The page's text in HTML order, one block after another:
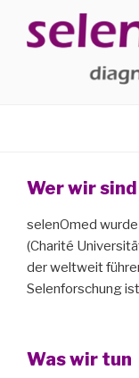
Inhalt
springen
Wer wir sind
selenOmed
(Charité
der weltweit
Selenforschung
Was wir tun